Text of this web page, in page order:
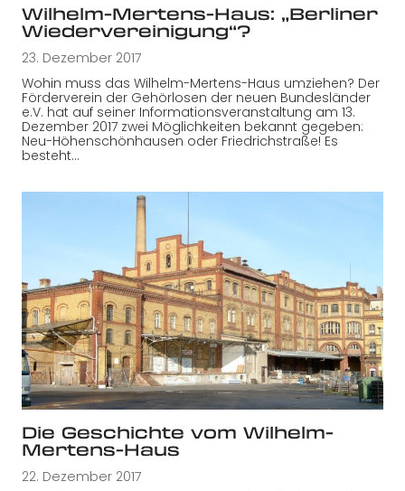
Wilhelm-Mertens-Haus: „Berliner
Wiedervereinigung“?
23. Dezember 2017
Wohin muss das Wilhelm-Mertens-Haus umziehen? Der
Förderverein der Gehörlosen der neuen Bundesländer
e.V. hat auf seiner Informationsveranstaltung am 13.
Dezember 2017 zwei Möglichkeiten bekannt gegeben:
Neu-Höhenschönhausen oder Friedrichstraße! Es
besteht…
Die Geschichte vom Wilhelm-
Mertens-Haus
22. Dezember 2017